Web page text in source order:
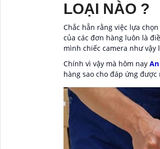
LOẠI NÀO ?
Chắc hẵn rằng việc lựa
của các đơn hàng luôn là
mình chiếc camera như vậy
Chính vì vậy mà hôm nay
hàng sao cho đáp ứng